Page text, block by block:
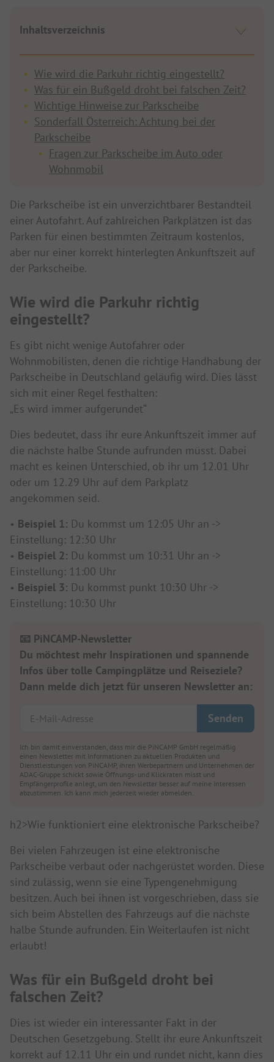
Inhaltsverzeichnis
Wie wird die Parkuhr richtig eingestellt?
Was für ein Bußgeld droht bei falschen Zeit?
Wichtige Hinweise zur Parkscheibe
Sonderfall Österreich: Achtung bei der
Parkscheibe
Fragen zur Parkscheibe im Auto oder
Wohnmobil
Die Parkscheibe ist ein unverzichtbarer Bestandteil
einer Autofahrt. Auf zahlreichen Parkplätzen ist das
Parken für einen bestimmten Zeitraum kostenlos,
aber nur einer korrekt hinterlegten Ankunftszeit auf
der Parkscheibe.
Wie wird die Parkuhr richtig
eingestellt?
Es gibt nicht wenige Autofahrer oder
Wohnmobilisten, denen die richtige Handhabung der
Parkscheibe in Deutschland geläufig wird. Dies lässt
sich mit einer Regel festhalten:
„Es wird immer aufgerundet“
Dies bedeutet, dass ihr eure Ankunftszeit immer auf
die nächste halbe Stunde aufrunden müsst. Dabei
macht es keinen Unterschied, ob ihr um 12.01 Uhr
oder um 12.29 Uhr auf dem Parkplatz
angekommen seid.
• Beispiel 1: Du kommst um 12:05 Uhr an ->
Einstellung: 12:30 Uhr
• Beispiel 2: Du kommst um 10:31 Uhr an ->
Einstellung: 11:00 Uhr
• Beispiel 3: Du kommst punkt 10:30 Uhr ->
Einstellung: 10:30 Uhr
📧 PiNCAMP-Newsletter
Du möchtest mehr Inspirationen und spannende
Infos über tolle Campingplätze und Reiseziele?
Dann melde dich jetzt für unseren Newsletter an:
Ich bin damit einverstanden, dass mir die PiNCAMP GmbH regelmäßig
einen Newsletter mit Informationen zu aktuellen Produkten und
Dienstleistungen von PiNCAMP, ihren Werbepartnern und Unternehmen der
ADAC-Gruppe schickt sowie Öffnungs- und Klickraten misst und
Empfängerprofile anlegt, um den Newsletter besser auf meine Interessen
abzustimmen. Ich kann mich jederzeit wieder abmelden.
h2>Wie funktioniert eine elektronische Parkscheibe?
Bei vielen Fahrzeugen ist eine elektronische
Parkscheibe verbaut oder nachgerüstet worden. Diese
sind zulässig, wenn sie eine Typengenehmigung
besitzen. Auch bei ihnen ist vorgeschrieben, dass sie
sich beim Abstellen des Fahrzeugs auf die nächste
halbe Stunde aufrunden. Ein Weiterlaufen ist nicht
erlaubt!
Was für ein Bußgeld droht bei
falschen Zeit?
Dies ist wieder ein interessanter Fakt in der
Deutschen Gesetzgebung. Stellt ihr eure Ankunftszeit
korrekt auf 12.11 Uhr ein und rundet nicht, kann dies